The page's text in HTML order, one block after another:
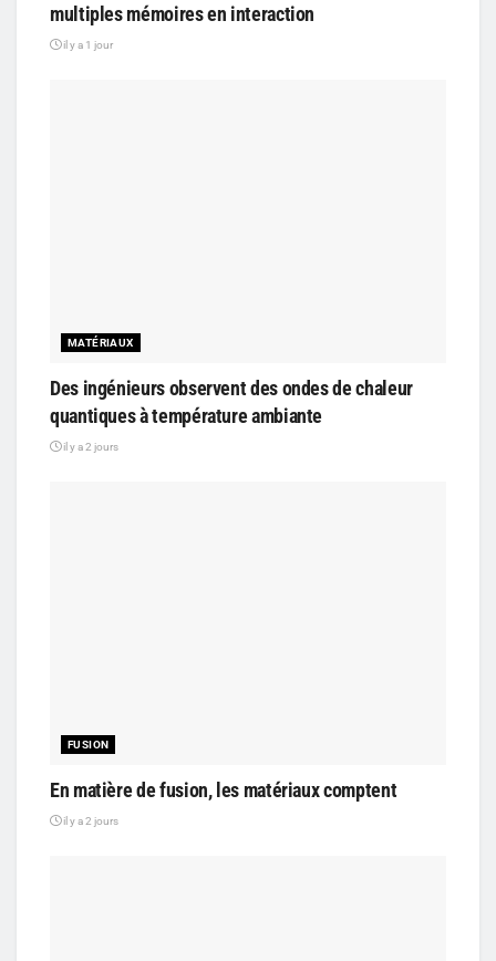
multiples mémoires en interaction
il y a 1 jour
MATÉRIAUX
Des ingénieurs observent des ondes de chaleur
quantiques à température ambiante
il y a 2 jours
FUSION
En matière de fusion, les matériaux comptent
il y a 2 jours